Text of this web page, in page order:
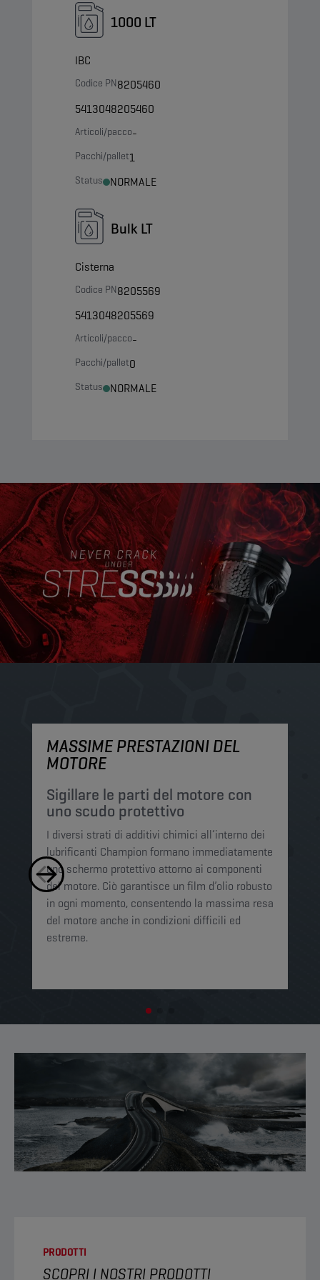
1000 LT
IBC
Codice PN8205460
5413048205460
Articoli/pacco-
Pacchi/pallet1
Status NORMALE
Bulk LT
Cisterna
Codice PN8205569
5413048205569
Articoli/pacco-
Pacchi/pallet0
Status NORMALE
MASSIME PRESTAZIONI DEL
MOTORE
Sigillare le parti del motore con
uno scudo protettivo
I diversi strati di additivi chimici all’interno dei
lubrificanti Champion formano immediatamente
uno schermo protettivo attorno ai componenti
del motore. Ciò garantisce un film d’olio robusto
in ogni momento, consentendo la massima resa
del motore anche in condizioni difficili ed
estreme. ​​
PRODOTTI
SCOPRI I NOSTRI PRODOTTI